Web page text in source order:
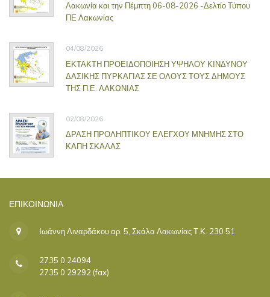
Λακωνία και την Πέμπτη 06-08-2026 -Δελτίο Τύπου
ΠΕ Λακωνίας
04/08/2026
ΕΚΤΑΚΤΗ ΠΡΟΕΙΔΟΠΟΙΗΣΗ ΥΨΗΛΟΥ ΚΙΝΔΥΝΟΥ
ΔΑΣΙΚΗΣ ΠΥΡΚΑΓΙΑΣ ΣΕ ΟΛΟΥΣ ΤΟΥΣ ΔΗΜΟΥΣ
ΤΗΣ Π.Ε. ΛΑΚΩΝΙΑΣ
02/08/2026
ΔΡΑΣΗ ΠΡΟΛΗΠΤΙΚΟΥ ΕΛΕΓΧΟΥ ΜΝΗΜΗΣ ΣΤΟ
ΚΑΠΗ ΣΚΑΛΑΣ
ΕΠΙΚΟΙΝΩΝΊΑ
Ιωάννη Λιναρδάκου αρ. 5, Σκάλα Λακωνίας Τ.Κ. 230 51
2735 0 24094
2735 0 29292 (fax)